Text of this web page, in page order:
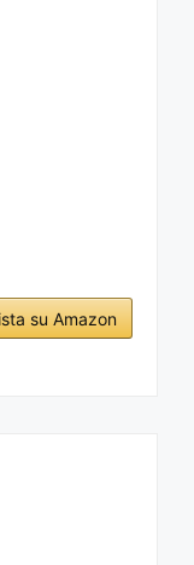
su Amazon